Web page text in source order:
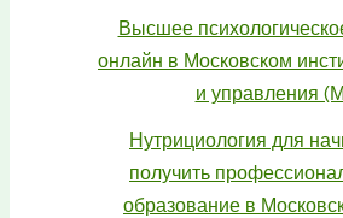
Высшее
онлайн в Московском
и управления
Нутрициология для
получить
образование в